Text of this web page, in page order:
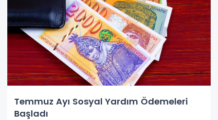
Temmuz Ayı Sosyal Yardım Ödemeleri
Başladı